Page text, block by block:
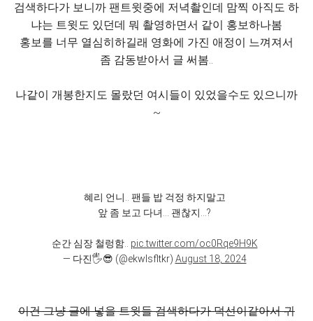
검색하다가 보니까 팬트윗중에 저녁촬인데 맘찍 아직도 하
냐는 트윗도 있던데 뭐 촬영하면서 같이 홍보하나봄
홍보를 너무 열심히하길래 영화에 가진 애정이 느껴져서
좀 감동받아서 글 써봄..
나같이 개봉한지도 몰랐던 여시들이 있었을수도 있으니까
~
혜리 언니.. 팬들 밥 걱정 하지말고
앞 좀 보고 다녀... 괜찮지...?
순간 심장 철렁함.. pic.twitter.com/oc0Rqe9H9K
— 다진🖐😎 (@ekwlsfltkr) August 18, 2024
이건 그냥 글에 넣을 트윗들 검색하다가 덕선이같아서 귀